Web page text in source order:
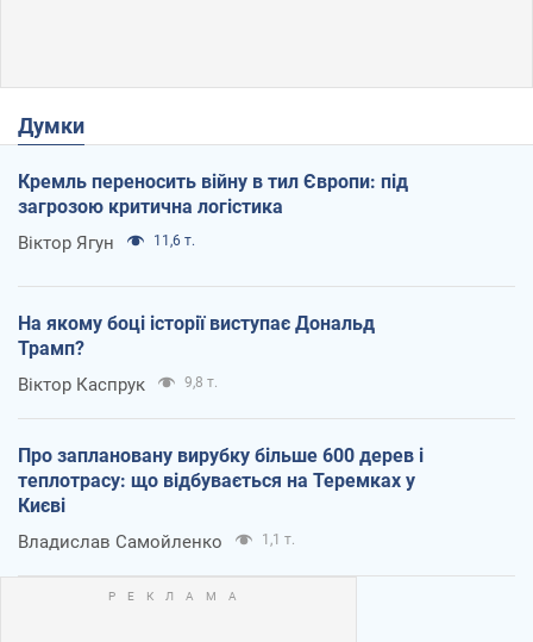
Думки
Кремль переносить війну в тил Європи: під
загрозою критична логістика
Віктор Ягун 11,6 т.
На якому боці історії виступає Дональд
Трамп?
Віктор Каспрук 9,8 т.
Про заплановану вирубку більше 600 дерев і
теплотрасу: що відбувається на Теремках у
Києві
Владислав Самойленко 1,1 т.